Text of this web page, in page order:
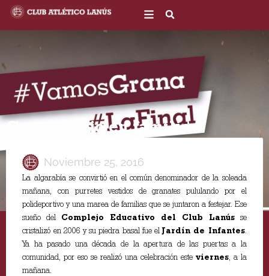
contenido
Gran festejo en familia
Noviembre 25, 2016
La algarabía se convirtió en el común denominador de la soleada
mañana, con purretes vestidos de granates pululando por el
polideportivo y una marea de familias que se juntaron a festejar. Ese
sueño del Complejo Educativo del Club Lanússe
cristalizó en 2006 y su piedra basal fue elJardín de Infantes.
Ya ha pasado una década de la apertura de las puertas a la
comunidad, por eso se realizó una celebración este viernes, a la
mañana.